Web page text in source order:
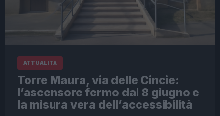
ATTUALITÀ
Torre Maura, via delle Cincie:
l’ascensore fermo dal 8 giugno e
la misura vera dell’accessibilità